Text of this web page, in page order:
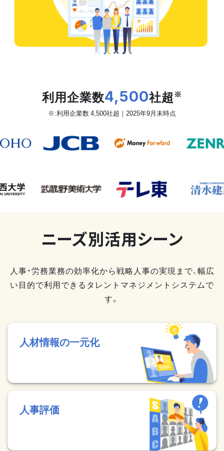
利用企業数4,500社超 ※
※:利用企業数 4,500社超｜2025年9月末時点
ニーズ別活用シーン
人事・労務業務の効率化から戦略人事の実現まで、幅広
い目的で利用できるタレントマネジメントシステムで
す。
人材情報の一元化
人事評価